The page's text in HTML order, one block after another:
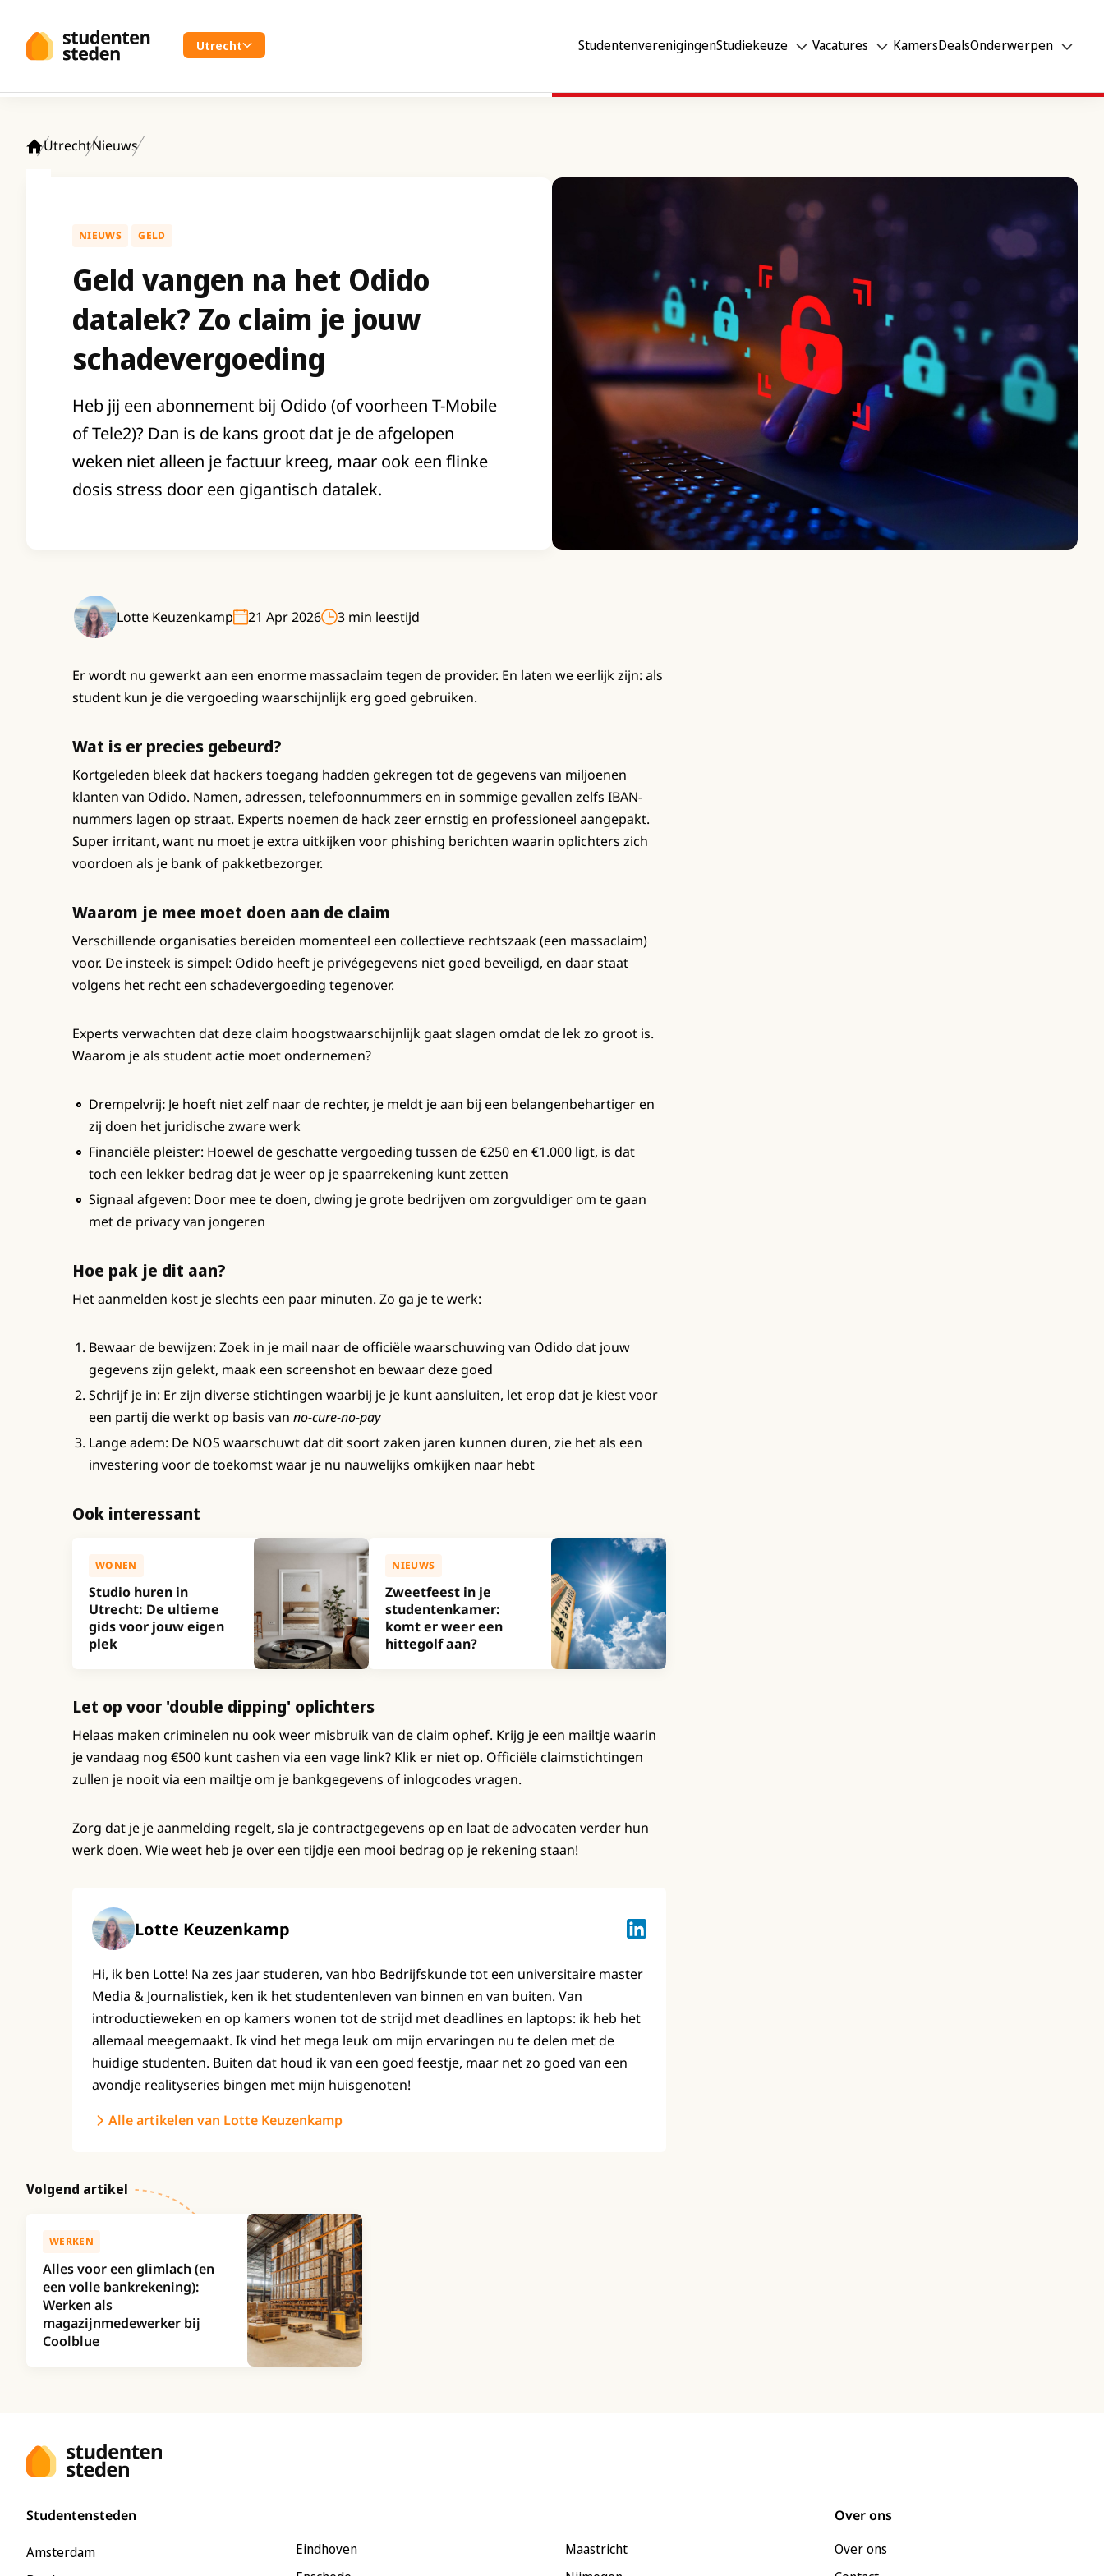
Utrecht StudentenverenigingenStudiekeuze Vacatures KamersDealsOnderwerpen
UtrechtNieuws
NIEUWS GELD
Geld vangen na het Odido
datalek? Zo claim je jouw
schadevergoeding
Heb jij een abonnement bij Odido (of voorheen T-Mobile
of Tele2)? Dan is de kans groot dat je de afgelopen
weken niet alleen je factuur kreeg, maar ook een flinke
dosis stress door een gigantisch datalek.
Lotte Keuzenkamp 21 Apr 2026 3 min leestijd
Er wordt nu gewerkt aan een enorme massaclaim tegen de provider. En laten we eerlijk zijn: als
student kun je die vergoeding waarschijnlijk erg goed gebruiken.
Wat is er precies gebeurd?
Kortgeleden bleek dat hackers toegang hadden gekregen tot de gegevens van miljoenen
klanten van Odido. Namen, adressen, telefoonnummers en in sommige gevallen zelfs IBAN-
nummers lagen op straat. Experts noemen de hack zeer ernstig en professioneel aangepakt.
Super irritant, want nu moet je extra uitkijken voor phishing berichten waarin oplichters zich
voordoen als je bank of pakketbezorger.
Waarom je mee moet doen aan de claim
Verschillende organisaties bereiden momenteel een collectieve rechtszaak (een massaclaim)
voor. De insteek is simpel: Odido heeft je privégegevens niet goed beveiligd, en daar staat
volgens het recht een schadevergoeding tegenover.
Experts verwachten dat deze claim hoogstwaarschijnlijk gaat slagen omdat de lek zo groot is.
Waarom je als student actie moet ondernemen?
Drempelvrij: Je hoeft niet zelf naar de rechter, je meldt je aan bij een belangenbehartiger en
zij doen het juridische zware werk
Financiële pleister: Hoewel de geschatte vergoeding tussen de €250 en €1.000 ligt, is dat
toch een lekker bedrag dat je weer op je spaarrekening kunt zetten
Signaal afgeven: Door mee te doen, dwing je grote bedrijven om zorgvuldiger om te gaan
met de privacy van jongeren
Hoe pak je dit aan?
Het aanmelden kost je slechts een paar minuten. Zo ga je te werk:
Bewaar de bewijzen: Zoek in je mail naar de officiële waarschuwing van Odido dat jouw
gegevens zijn gelekt, maak een screenshot en bewaar deze goed
Schrijf je in: Er zijn diverse stichtingen waarbij je je kunt aansluiten, let erop dat je kiest voor
een partij die werkt op basis van no-cure-no-pay
Lange adem: De NOS waarschuwt dat dit soort zaken jaren kunnen duren, zie het als een
investering voor de toekomst waar je nu nauwelijks omkijken naar hebt
Ook interessant
WONEN
Studio huren in
Utrecht: De ultieme
gids voor jouw eigen
plek
NIEUWS
Zweetfeest in je
studentenkamer:
komt er weer een
hittegolf aan?
Let op voor 'double dipping' oplichters
Helaas maken criminelen nu ook weer misbruik van de claim ophef. Krijg je een mailtje waarin
je vandaag nog €500 kunt cashen via een vage link? Klik er niet op. Officiële claimstichtingen
zullen je nooit via een mailtje om je bankgegevens of inlogcodes vragen.
Zorg dat je je aanmelding regelt, sla je contractgegevens op en laat de advocaten verder hun
werk doen. Wie weet heb je over een tijdje een mooi bedrag op je rekening staan!
Lotte Keuzenkamp
Lotte Keuzenkamp op LinkedIn
Hi, ik ben Lotte! Na zes jaar studeren, van hbo Bedrijfskunde tot een universitaire master
Media & Journalistiek, ken ik het studentenleven van binnen en van buiten. Van
introductieweken en op kamers wonen tot de strijd met deadlines en laptops: ik heb het
allemaal meegemaakt. Ik vind het mega leuk om mijn ervaringen nu te delen met de
huidige studenten. Buiten dat houd ik van een goed feestje, maar net zo goed van een
avondje realityseries bingen met mijn huisgenoten!
Alle artikelen van Lotte Keuzenkamp
Volgend artikel
WERKEN
Alles voor een glimlach (en
een volle bankrekening):
Werken als
magazijnmedewerker bij
Coolblue
Studentensteden
Amsterdam
Eindhoven
Maastricht
Over ons
Over ons